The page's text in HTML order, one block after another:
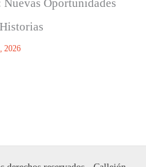
Oportunidades
2026